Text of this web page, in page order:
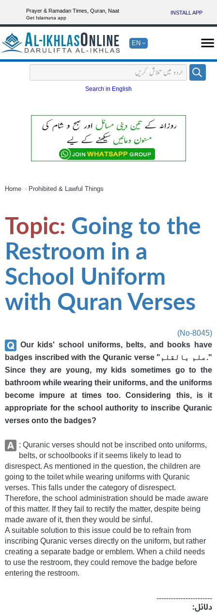
Prayer & Ramadan Times, Quran, Naat
Get Islamuna app
INSTALL APP
EN
Search in English
Home Prohibited & Lawful Things
Topic: Going to the
Restroom in a
School Uniform
with Quran Verses
(No-8045)
Our kids' school uniforms, belts, and books have
badges inscribed with the Quranic verse "علم بالقلم."
Since they are young, my kids sometimes go to the
bathroom while wearing their uniforms, and the uniforms
become impure at times too. Considering this, is it
appropriate for the school authority to inscribe Quranic
verses onto the badges?
: Quranic verses should not be inscribed onto uniforms,
belts, or schoolbooks if it seems likely to lead to
disrespect. As mentioned in the question, the children are
going to the toilet while wearing uniforms with Quranic
verses. This falls under the category of disrespect.
Therefore, the school administration should be made aware
of this matter. If they fail to rectify the matter, despite being
made aware of it, then they would be sinful.
A suitable solution to this issue could be to refrain from
inscribing Quranic verses directly on the uniform, but rather
creating a separate badge or emblem. When a child needs
to use the restroom, they could remove the badge before
entering the restroom.
۔۔۔۔۔۔۔۔۔۔۔۔۔۔۔۔۔۔۔۔۔۔۔
دلائل: